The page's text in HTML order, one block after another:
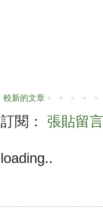
較新的文章
訂閱： 張貼留
loading..